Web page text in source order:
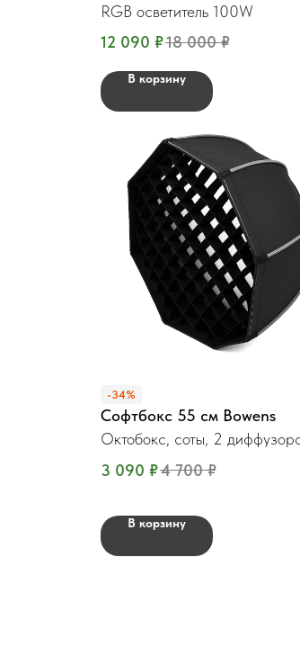
RGB осветитель 100W
12 090 ₽18 000 ₽
В корзину
-34%
Софтбокс 55 см Bowens
Октобокс, соты, 2
3 090 ₽4 700 ₽
В корзину